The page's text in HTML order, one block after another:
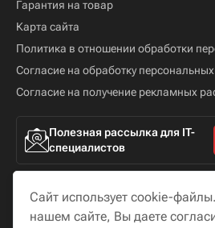
Гарантия на товар
Карта сайта
Политика в отношении обработки
Согласие на обработку
Согласие на получение рекламных
Полезная рассылка для IT-
специалистов
Сайт использует cookie-
нашем сайте, Вы даете